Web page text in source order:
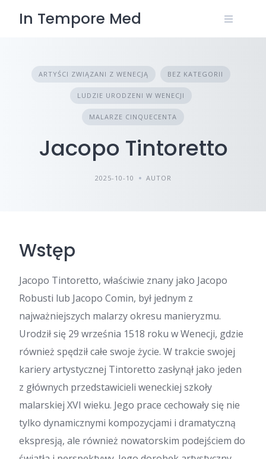
In Tempore Med
ARTYŚCI ZWIĄZANI Z WENECJĄ BEZ KATEGORII
LUDZIE URODZENI W WENECJI
MALARZE CINQUECENTA
Jacopo Tintoretto
2025-10-10 AUTOR
Wstęp
Jacopo Tintoretto, właściwie znany jako Jacopo
Robusti lub Jacopo Comin, był jednym z
najważniejszych malarzy okresu manieryzmu.
Urodził się 29 września 1518 roku w Wenecji, gdzie
również spędził całe swoje życie. W trakcie swojej
kariery artystycznej Tintoretto zasłynął jako jeden
z głównych przedstawicieli weneckiej szkoły
malarskiej XVI wieku. Jego prace cechowały się nie
tylko dynamicznymi kompozycjami i dramatyczną
ekspresją, ale również nowatorskim podejściem do